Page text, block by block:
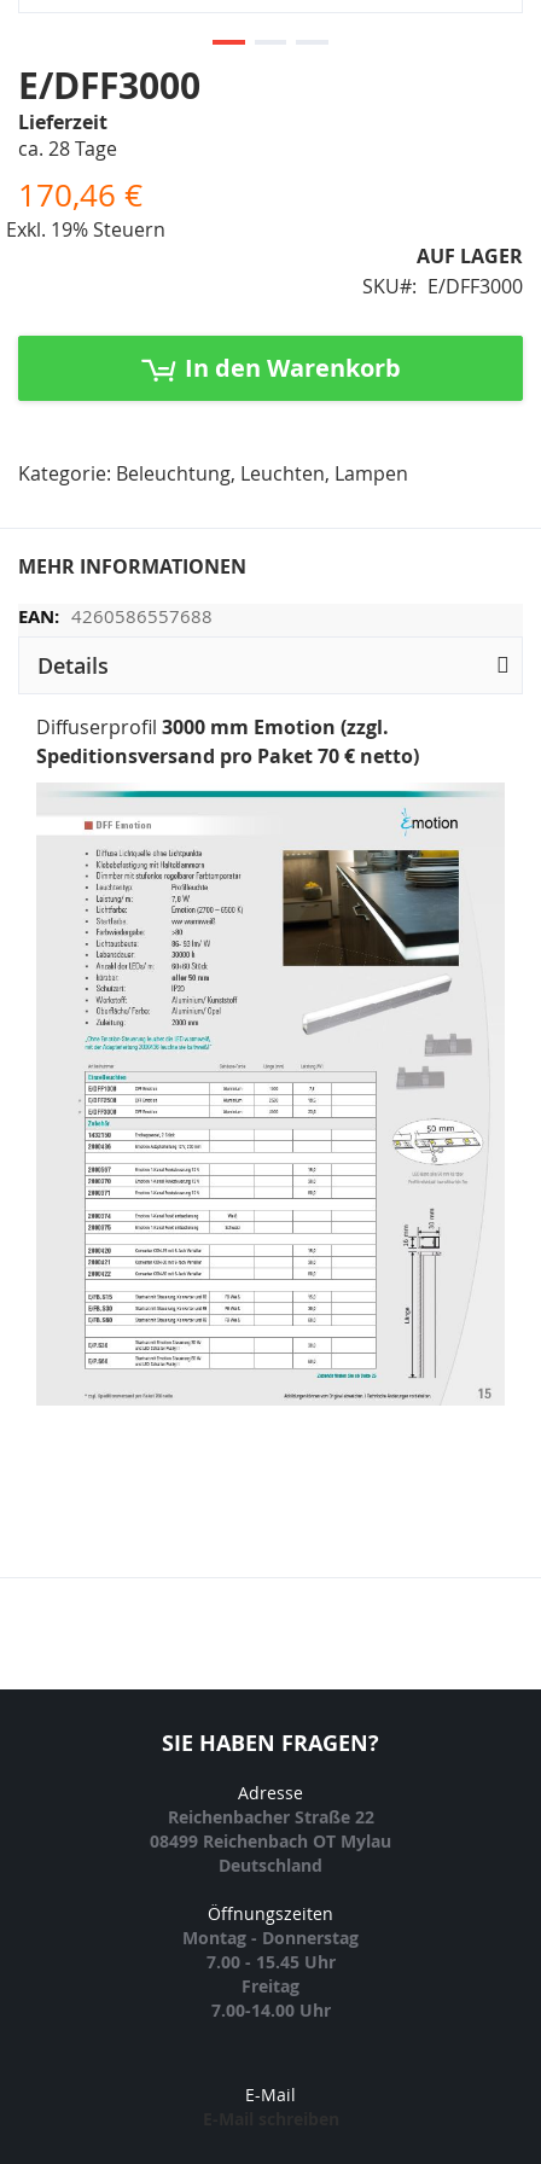
E/DFF3000
Lieferzeit
ca. 28 Tage
170,46 €
Exkl. 19% Steuern
AUF LAGER
SKU
E/DFF3000
In den Warenkorb
Kategorie: Beleuchtung, Leuchten, Lampen
MEHR INFORMATIONEN
4260586557688
Zum
Anfang
der
Bildergalerie
springen
Details
Diffuserprofil 3000 mm Emotion (zzgl.
Speditionsversand pro Paket 70 € netto)
SIE HABEN FRAGEN?
Adresse
Reichenbacher Straße 22
08499 Reichenbach OT Mylau
Deutschland
Öffnungszeiten
Montag - Donnerstag
7.00 - 15.45 Uhr
Freitag
7.00-14.00 Uhr
E-Mail